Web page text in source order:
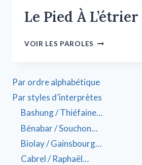
Le Pied À L’étrier
VOIR LES PAROLES
Par ordre alphabétique
Par styles d’interprètes
Bashung / Thiéfaine…
Bénabar / Souchon…
Biolay / Gainsbourg…
Cabrel / Raphaël…